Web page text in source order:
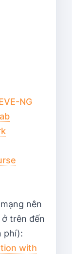
NG
nên
trên đến
phí):
with